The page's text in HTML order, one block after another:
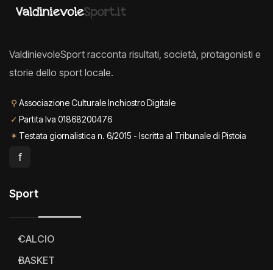
ValdinievoleSport racconta risultati, società, protagonisti e
storie dello sport locale.
⚲ Associazione Culturale Inchiostro Digitale
✓ Partita Iva 01868200476
✶ Testata giornalistica n. 6/2015 - Iscritta al Tribunale di Pistoia
f
Sport
CALCIO
BASKET